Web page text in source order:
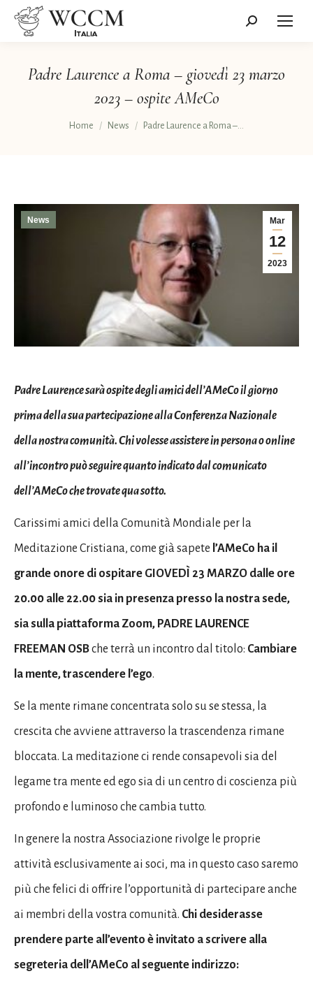
Cerca:
Padre Laurence a Roma – giovedì 23 marzo
2023 – ospite AMeCo
Tu sei qui:
Home News Padre Laurence a Roma –…
Mar
12
2023
News
Padre Laurence sarà ospite degli amici dell’AMeCo il giorno
prima della sua partecipazione alla Conferenza Nazionale
della nostra comunità. Chi volesse assistere in persona o online
all’incontro può seguire quanto indicato dal comunicato
dell’AMeCo che trovate qua sotto.
Carissimi amici della Comunità Mondiale per la
Meditazione Cristiana, come già sapete l’AMeCo ha il
grande onore di ospitare GIOVEDÌ 23 MARZO dalle ore
20.00 alle 22.00 sia in presenza presso la nostra sede,
sia sulla piattaforma Zoom, PADRE LAURENCE
FREEMAN OSBche terrà un incontro dal titolo: Cambiare
la mente, trascendere l’ego.
Se la mente rimane concentrata solo su se stessa, la
crescita che avviene attraverso la trascendenza rimane
bloccata. La meditazione ci rende consapevoli sia del
legame tra mente ed ego sia di un centro di coscienza più
profondo e luminoso che cambia tutto.
In genere la nostra Associazione rivolge le proprie
attività esclusivamente ai soci, ma in questo caso saremo
più che felici di offrire l’opportunità di partecipare anche
ai membri della vostra comunità. Chi desiderasse
prendere parte all’evento è invitato a scrivere alla
segreteria dell’AMeCo al seguente indirizzo: